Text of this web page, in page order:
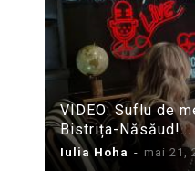
VIDEO: Suflu de
Bistrița-Năsăud!...
Iulia Hoha - mai 21,